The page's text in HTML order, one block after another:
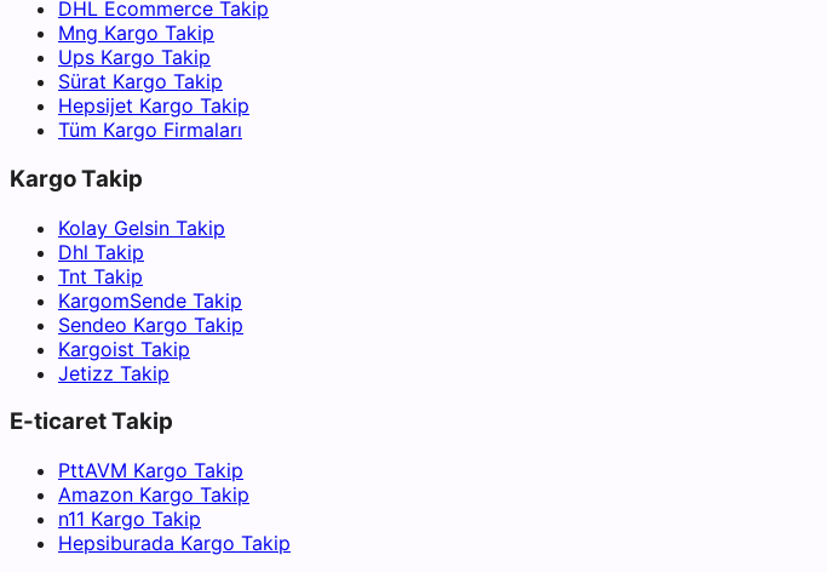
DHL Ecommerce Takip
Mng Kargo Takip
Ups Kargo Takip
Sürat Kargo Takip
Hepsijet Kargo Takip
Tüm Kargo Firmaları
Kargo Takip
Kolay Gelsin Takip
Dhl Takip
Tnt Takip
KargomSende Takip
Sendeo Kargo Takip
Kargoist Takip
Jetizz Takip
E-ticaret Takip
PttAVM Kargo Takip
Amazon Kargo Takip
n11 Kargo Takip
Hepsiburada Kargo Takip